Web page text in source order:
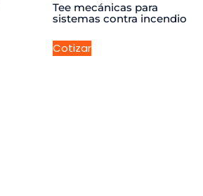
Tee mecánicas para
sistemas contra incendio
Cotizar